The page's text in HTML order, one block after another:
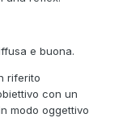
e buona.
riferito
con un
modo oggettivo